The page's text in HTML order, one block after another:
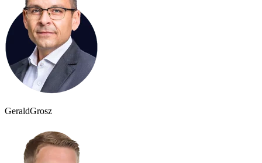
GeraldGrosz